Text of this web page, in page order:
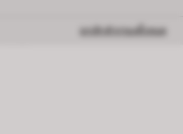
ยกเลิกตัวกรองทั้งหมด